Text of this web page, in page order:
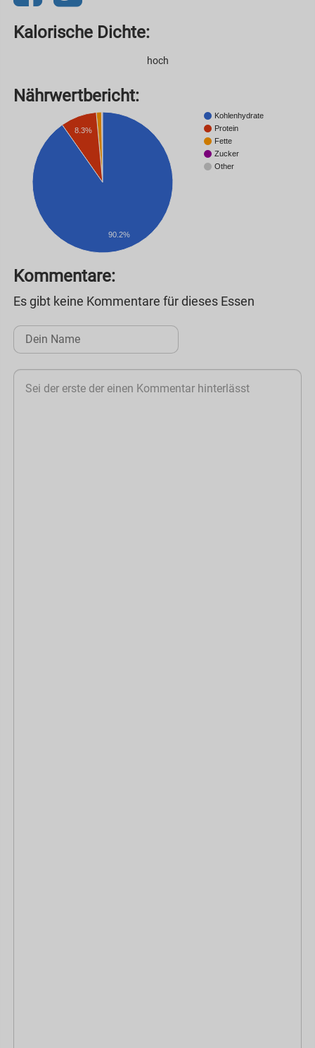
Kalorische Dichte:
hoch
Nährwertbericht:
Kohlenhydrate
Protein
Fette
Zucker
Other
8.3%
90.2%
Kommentare:
Es gibt keine Kommentare für dieses Essen